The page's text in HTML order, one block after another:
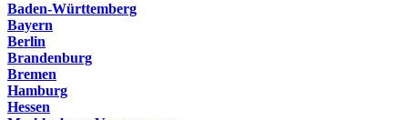
Baden-Württemberg
Bayern
Berlin
Brandenburg
Bremen
Hamburg
Hessen